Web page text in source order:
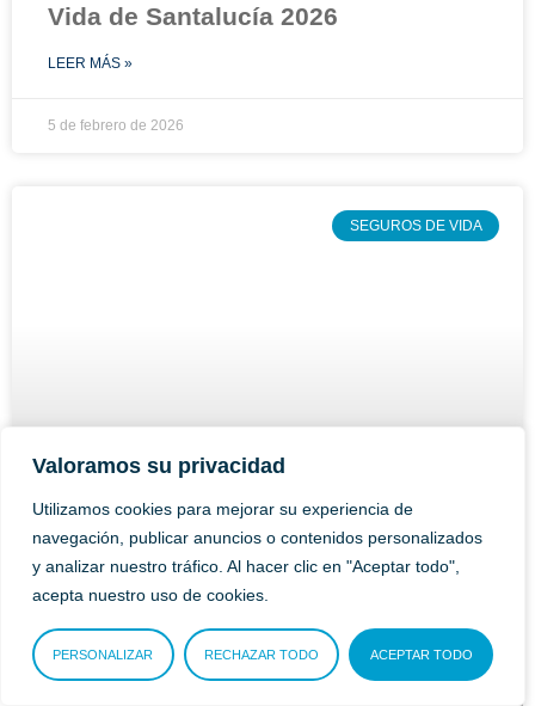
Valoramos su privacidad
Utilizamos cookies para mejorar su experiencia de
navegación, publicar anuncios o contenidos personalizados
y analizar nuestro tráfico. Al hacer clic en "Aceptar todo",
acepta nuestro uso de cookies.
PERSONALIZAR RECHAZAR TODO ACEPTAR TODO
Vida de Santalucía 2026
LEER MÁS »
5 de febrero de 2026
SEGUROS DE VIDA